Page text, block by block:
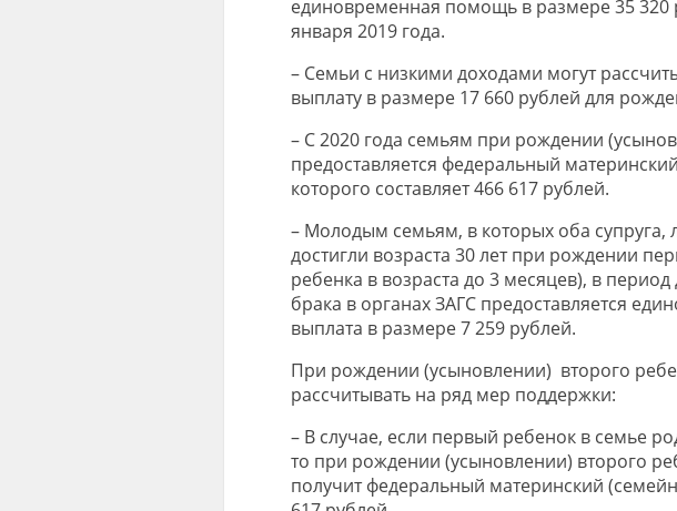
единовременная помощь в размере 35 320
января 2019 года.
– Семьи с низкими доходами могут
выплату в размере 17 660 рублей для
– С 2020 года семьям при рождении
предоставляется федеральный
которого составляет 466 617 рублей.
– Молодым семьям, в которых оба супруга,
достигли возраста 30 лет при рождении
ребенка в возраста до 3 месяцев), в
брака в органах ЗАГС предоставляется
выплата в размере 7 259 рублей.
При рождении (усыновлении) второго
рассчитывать на ряд мер поддержки:
– В случае, если первый ребенок в семье
то при рождении (усыновлении) второго
получит федеральный материнский